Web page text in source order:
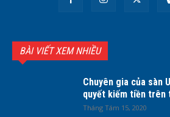
BÀI VIẾT XEM NHIỀU
Chuyên gia của sàn
quyết kiếm tiền
Tháng Tám 15, 2020